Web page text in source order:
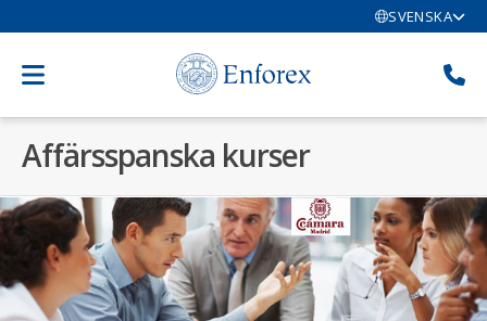
SVENSKA
Affärsspanska kurser